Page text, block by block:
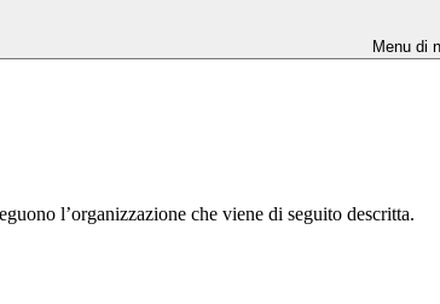
Menu di
l’organizzazione che viene di seguito descritta.